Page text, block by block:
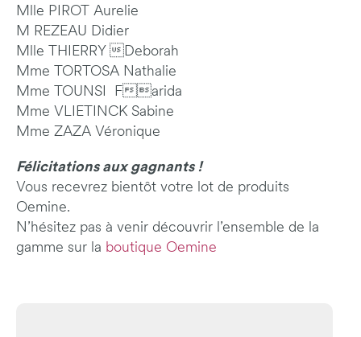
Mlle PIROT Aurelie
M REZEAU Didier
Mlle THIERRY Deborah
Mme TORTOSA Nathalie
Mme TOUNSI Farida
Mme VLIETINCK Sabine
Mme ZAZA Véronique
Félicitations aux gagnants !
Vous recevrez bientôt votre lot de produits
Oemine.
N’hésitez pas à venir découvrir l’ensemble de la
gamme sur la boutique Oemine